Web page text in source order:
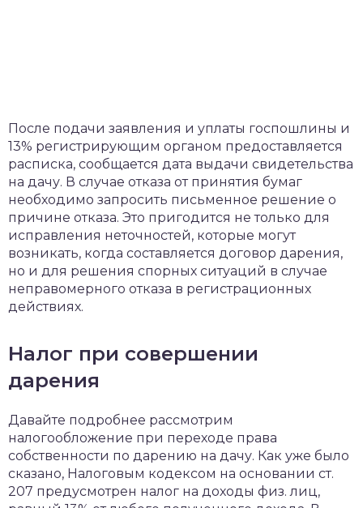
После подачи заявления и уплаты госпошлины и
13% регистрирующим органом предоставляется
расписка, сообщается дата выдачи свидетельства
на дачу. В случае отказа от принятия бумаг
необходимо запросить письменное решение о
причине отказа. Это пригодится не только для
исправления неточностей, которые могут
возникать, когда составляется договор дарения,
но и для решения спорных ситуаций в случае
неправомерного отказа в регистрационных
действиях.
Налог при совершении
дарения
Давайте подробнее рассмотрим
налогообложение при переходе права
собственности по дарению на дачу. Как уже было
сказано, Налоговым кодексом на основании ст.
207 предусмотрен налог на доходы физ. лиц,